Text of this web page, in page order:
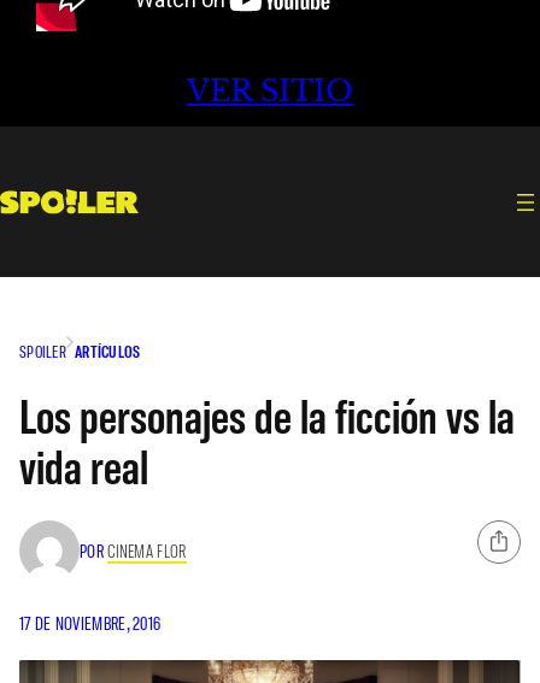
VER SITIO
SPOILER ARTÍCULOS
Los personajes de la ficción vs la
vida real
PORCINEMA FLOR
17 DE NOVIEMBRE, 2016